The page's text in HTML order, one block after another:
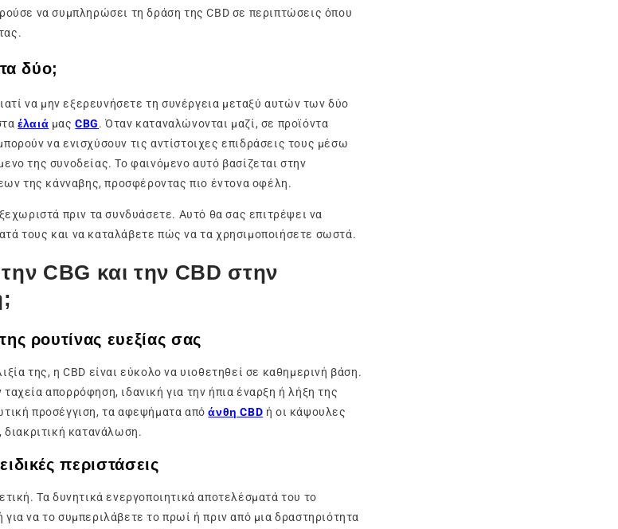
να συμπληρώσει τη δράση της CBD σε περιπτώσεις όπου
δύο;
να μην εξερευνήσετε τη συνέργεια μεταξύ αυτών των δύο
έλαιά μαςCBG. Όταν καταναλώνονται μαζί, σε προϊόντα
να ενισχύσουν τις αντίστοιχες επιδράσεις τους μέσω
της συνοδείας. Το φαινόμενο αυτό βασίζεται στην
της κάνναβης, προσφέροντας πιο έντονα οφέλη.
πριν τα συνδυάσετε. Αυτό θα σας επιτρέψει να
τους και να καταλάβετε πώς να τα χρησιμοποιήσετε σωστά.
CBG και την CBD στην
ρουτίνας ευεξίας σας
της, η CBD είναι εύκολο να υιοθετηθεί σε καθημερινή βάση.
απορρόφηση, ιδανική για την ήπια έναρξη ή λήξη της
προσέγγιση, τα αφεψήματα απόάνθη CBD ή οι κάψουλες
διακριτική κατανάλωση.
περιστάσεις
Τα δυνητικά ενεργοποιητικά αποτελέσματά του το
να το συμπεριλάβετε το πρωί ή πριν από μια δραστηριότητα